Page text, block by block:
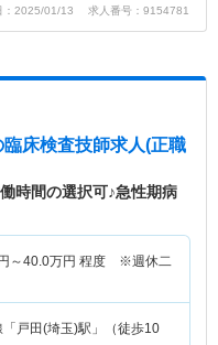
：2025/01/13 求人番号：9154781
臨床検査技師求人(正職
時間の選択可♪急性期病
～40.0万円 程度 ※週休二
「戸田(埼玉)駅」（徒歩10